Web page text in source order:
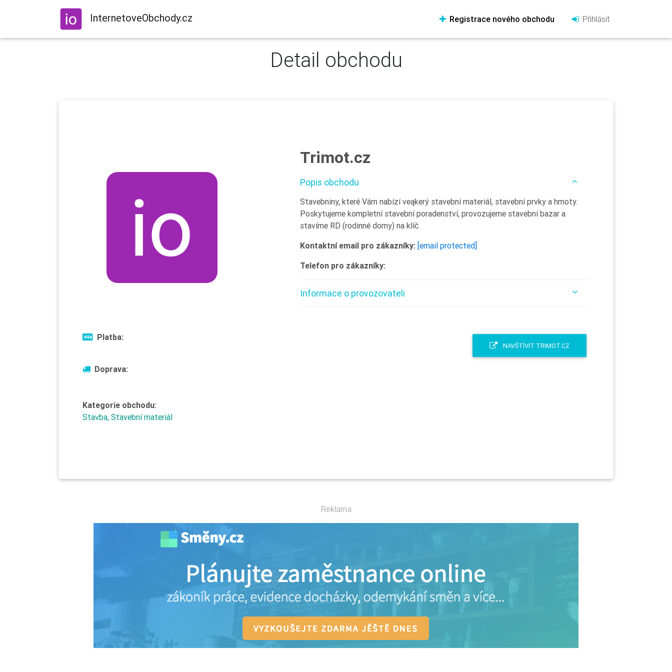
InternetoveObchody.cz Registrace nového obchodu Přihlásit
Detail obchodu
Platba:
Doprava:
Kategorie obchodu:
Stavba, Stavební materiál
Trimot.cz
Popis obchodu
Stavebniny, které Vám nabízí veąkerý stavební materiál, stavební prvky a hmoty.
Poskytujeme kompletní stavební poradenství, provozujeme stavební bazar a
stavíme RD (rodinné domy) na klíč.
Kontaktní email pro zákazníky: [email protected]
Telefon pro zákazníky:
Informace o provozovateli
NAVŠTÍVIT TRIMOT.CZ
Reklama